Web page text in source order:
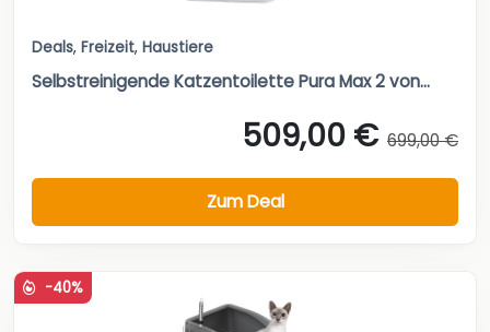
Deals, Freizeit, Haustiere
Selbstreinigende Katzentoilette Pura Max 2 von...
509,00 € 699,00 €
Zum Deal
-40%